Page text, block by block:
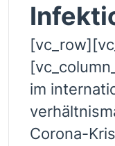
im
Corona-